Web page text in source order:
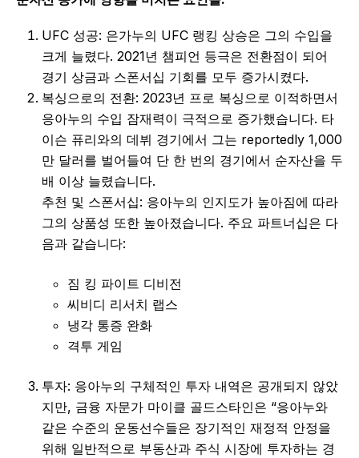
UFC 성공: 은가누의 UFC 랭킹 상승은 그의 수입을
크게 늘렸다. 2021년 챔피언 등극은 전환점이 되어
경기 상금과 스폰서십 기회를 모두 증가시켰다.
복싱으로의 전환: 2023년 프로 복싱으로 이적하면서
응아누의 수입 잠재력이 극적으로 증가했습니다. 타
이슨 퓨리와의 데뷔 경기에서 그는 reportedly 1,000
만 달러를 벌어들여 단 한 번의 경기에서 순자산을 두
배 이상 늘렸습니다.
추천 및 스폰서십: 응아누의 인지도가 높아짐에 따라
그의 상품성 또한 높아졌습니다. 주요 파트너십은 다
음과 같습니다:
짐 킹 파이트 디비전
씨비디 리서치 랩스
냉각 통증 완화
격투 게임
투자: 응아누의 구체적인 투자 내역은 공개되지 않았
지만, 금융 자문가 마이클 골드스타인은 “응아누와
같은 수준의 운동선수들은 장기적인 재정적 안정을
위해 일반적으로 부동산과 주식 시장에 투자하는 경